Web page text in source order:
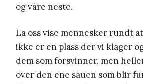
og våre neste.
La oss vise mennesker rundt
ikke er en plass der vi klager
dem som forsvinner, men
over den ene sauen som blir